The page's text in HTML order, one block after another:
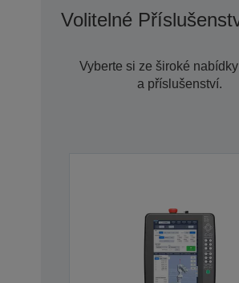
Volitelné
Vyberte si ze široké
a příslušenství.